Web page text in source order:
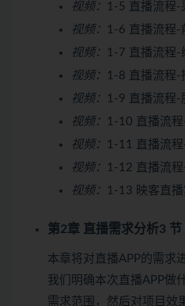
视频：
1-5 直播流程-
视频：
1-6 直播流程-
视频：
1-7 直播流程-
视频：
1-8 直播流程-
视频：
1-9 直播流程-
视频：
1-10 直播流
视频：
1-11 直播流
视频：
1-12 直播流
视频：
1-13 映客直
第2章 直播需求分析3 节
本章将对直播APP的需求
我们明确本次直播APP做
需求范围，然后对项目效